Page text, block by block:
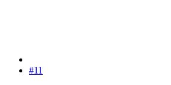
#11